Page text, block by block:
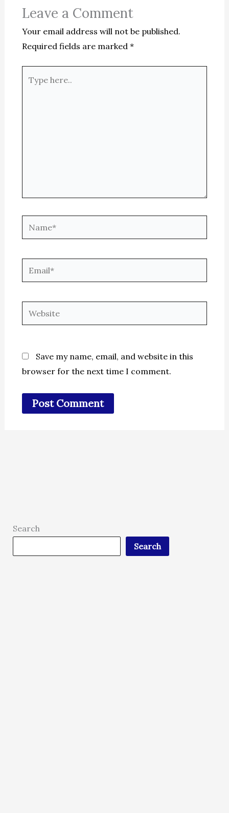
Leave a Comment
Your email address will not be published.
Required fields are marked *
here..
Website
Save my name, email, and website in this
browser for the next time I comment.
Search
Search